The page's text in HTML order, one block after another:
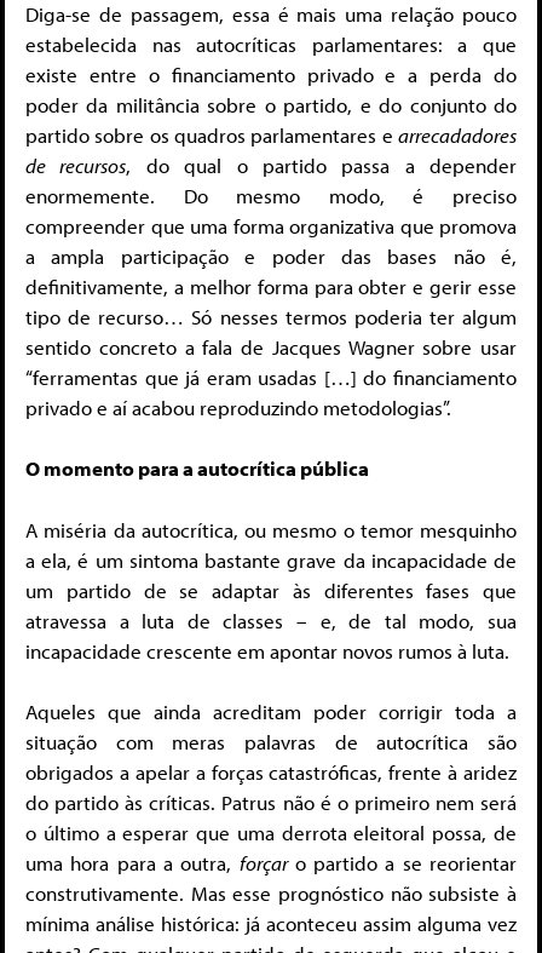
Diga-se de passagem, essa é mais uma relação pouco
estabelecida nas autocríticas parlamentares: a que
existe entre o financiamento privado e a perda do
poder da militância sobre o partido, e do conjunto do
partido sobre os quadros parlamentares e arrecadadores
de recursos, do qual o partido passa a depender
enormemente. Do mesmo modo, é preciso
compreender que uma forma organizativa que promova
a ampla participação e poder das bases não é,
definitivamente, a melhor forma para obter e gerir esse
tipo de recurso… Só nesses termos poderia ter algum
sentido concreto a fala de Jacques Wagner sobre usar
“ferramentas que já eram usadas […] do financiamento
privado e aí acabou reproduzindo metodologias”.
O momento para a autocrítica pública
A miséria da autocrítica, ou mesmo o temor mesquinho
a ela, é um sintoma bastante grave da incapacidade de
um partido de se adaptar às diferentes fases que
atravessa a luta de classes – e, de tal modo, sua
incapacidade crescente em apontar novos rumos à luta.
Aqueles que ainda acreditam poder corrigir toda a
situação com meras palavras de autocrítica são
obrigados a apelar a forças catastróficas, frente à aridez
do partido às críticas. Patrus não é o primeiro nem será
o último a esperar que uma derrota eleitoral possa, de
uma hora para a outra, forçaro partido a se reorientar
construtivamente. Mas esse prognóstico não subsiste à
mínima análise histórica: já aconteceu assim alguma vez